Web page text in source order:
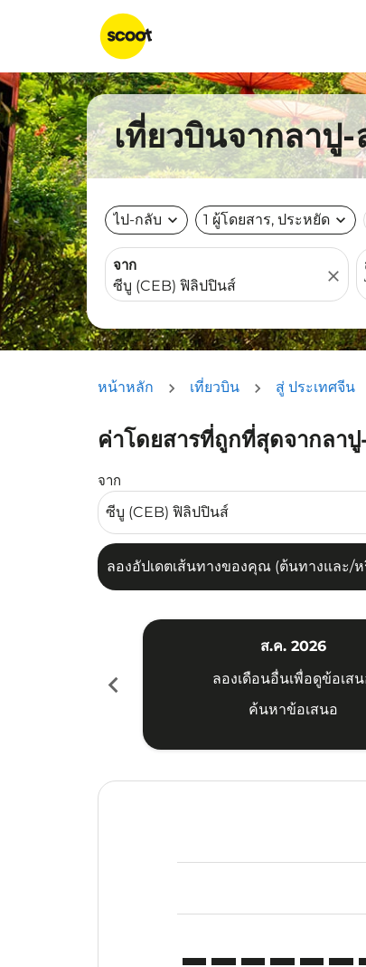
เที่ยวบินจากลาปู
ไป-กลับ expand_more 1 ผู้โดยสาร, ประหยัด expand_more
จาก
close
หน้าหลัก เที่ยวบิน สู่ ประเทศจีน
ค่าโดยสารที่ถูกที่สุดจากลา
จาก
ลองอัปเดตเส้นทางของคุณ (ต้นทางและ/
ลองอัปเดตเส้นทางของคุณ (ต้นทางและ/ห
chevron_left
ส.ค. 2026
ลองเดือนอื่นเพื่อดูข้อเส
ค้นหาข้อเสนอ